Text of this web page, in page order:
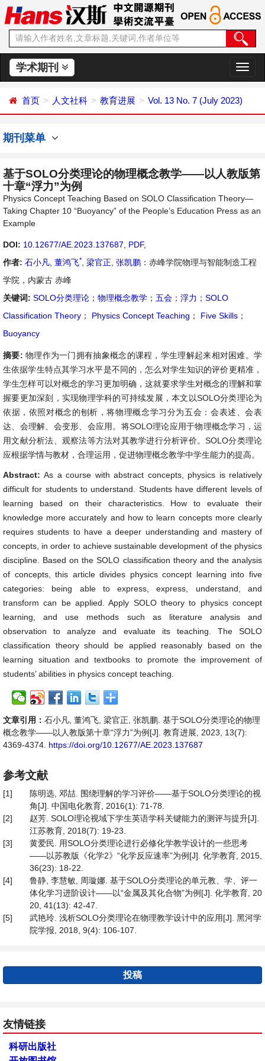
学术期刊
切
换
首页 人文社科 教育进展 Vol. 13 No. 7 (July 2023)
期刊菜单
基于SOLO分类理论的物理概念教学——以人教版第
十章“浮力”为例
Physics Concept Teaching Based on SOLO Classification Theory—
Taking Chapter 10 “Buoyancy” of the People’s Education Press as an
Example
DOI: 10.12677/AE.2023.137687 PDF,
作者: 石小凡 董鸿飞* 梁官正 张凯鹏 ：赤峰学院物理与智能制造工程
学院，内蒙古 赤峰
关键词: SOLO分类理论 ； 物理概念教学 ； 五会 ； 浮力 ； SOLO
Classification Theory ； Physics Concept Teaching ； Five Skills ；
Buoyancy
摘要: 物理作为一门拥有抽象概念的课程，学生理解起来相对困难。学
生依据学生特点其学习水平是不同的，怎么对学生知识的评价更精准，
学生怎样可以对概念的学习更加明确，这就要求学生对概念的理解和掌
握要更加深刻，实现物理学科的可持续发展，本文以SOLO分类理论为
依据，依照对概念的刨析，将物理概念学习分为五会：会表述、会表
达、会理解、会变形、会应用。将SOLO理论应用于物理概念学习，运
用文献分析法、观察法等方法对其教学进行分析评价。SOLO分类理论
应根据学情与教材，合理运用，促进物理概念教学中学生能力的提高。
Abstract:As a course with abstract concepts, physics is relatively
difficult for students to understand. Students have different levels of
learning based on their characteristics. How to evaluate their
knowledge more accurately and how to learn concepts more clearly
requires students to have a deeper understanding and mastery of
concepts, in order to achieve sustainable development of the physics
discipline. Based on the SOLO classification theory and the analysis
of concepts, this article divides physics concept learning into five
categories: being able to express, express, understand, and
transform can be applied. Apply SOLO theory to physics concept
learning, and use methods such as literature analysis and
observation to analyze and evaluate its teaching. The SOLO
classification theory should be applied reasonably based on the
learning situation and textbooks to promote the improvement of
students’ abilities in physics concept teaching.
文章引用： 石小凡, 董鸿飞, 梁官正, 张凯鹏. 基于SOLO分类理论的物理
概念教学——以人教版第十章“浮力”为例[J]. 教育进展, 2023, 13(7):
4369-4374. https://doi.org/10.12677/AE.2023.137687
参考文献
[1]
陈明选, 邓喆. 围绕理解的学习评价——基于SOLO分类理论的视
角[J]. 中国电化教育, 2016(1): 71-78.
[2]
赵芳. SOLO理论视域下学生英语学科关键能力的测评与提升[J].
江苏教育, 2018(7): 19-23.
[3]
黄爱民. 用SOLO分类理论进行必修化学教学设计的一些思考
——以苏教版《化学2》“化学反应速率”为例[J]. 化学教育, 2015,
36(23): 18-22.
[4]
鲁静, 李慧敏, 周璇娜. 基于SOLO分类理论的单元教、学、评一
体化学习进阶设计——以“金属及其化合物”为例[J]. 化学教育, 20
20, 41(13): 42-47.
[5]
武艳玲. 浅析SOLO分类理论在物理教学设计中的应用[J]. 黑河学
院学报, 2018, 9(4): 106-107.
投稿
友情链接
科研出版社